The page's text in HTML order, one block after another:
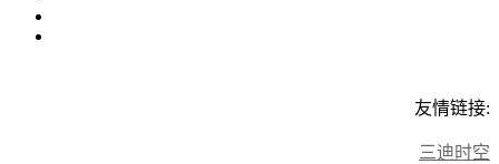
友情链接:
三迪时空